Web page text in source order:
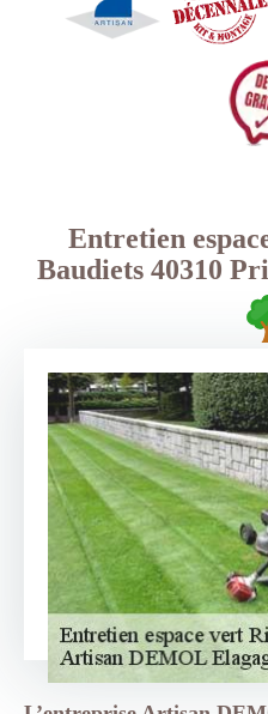
Entretien
Baudiets 40310